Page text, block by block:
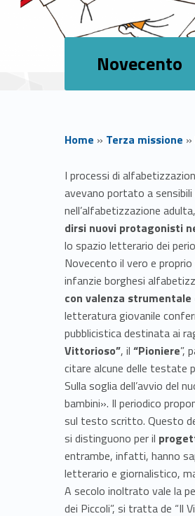
Novecento
Home » Terza missione »
N
o
v
e
c
e
n
t
o
I processi di
avevano portato a
nell’alfabetizzazione
dirsi nuovi protagonisti
lo spazio letterario dei
Novecento il vero e proprio
infanzie borghesi
con valenza
letteratura giovanile
pubblicistica destinata ai
Vittorioso”, il “Pioniere”,
citare alcune delle testate
Sulla soglia dell’avvio del
bambini». Il periodico
sul testo scritto. Questo
si distinguono per il
entrambe, infatti, hanno
letterario e giornalistico,
A secolo inoltrato vale la
dei Piccoli”, si tratta de “Il